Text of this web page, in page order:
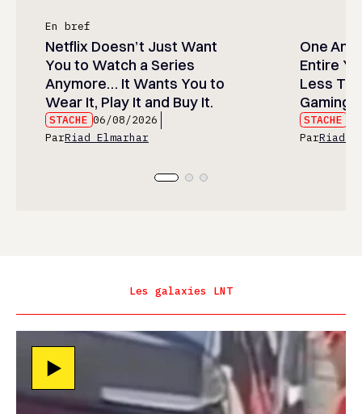
En bref
Netflix Doesn’t Just Want
You to Watch a Series
Anymore… It Wants You to
Wear It, Play It and Buy It.
STACHE 06/08/2026
ParRiad Elmarhar
One
Entire
Less
Gaming
STACHE
ParRiad
Les galaxies LNT